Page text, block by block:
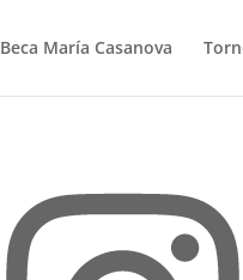
Beca María Casanova